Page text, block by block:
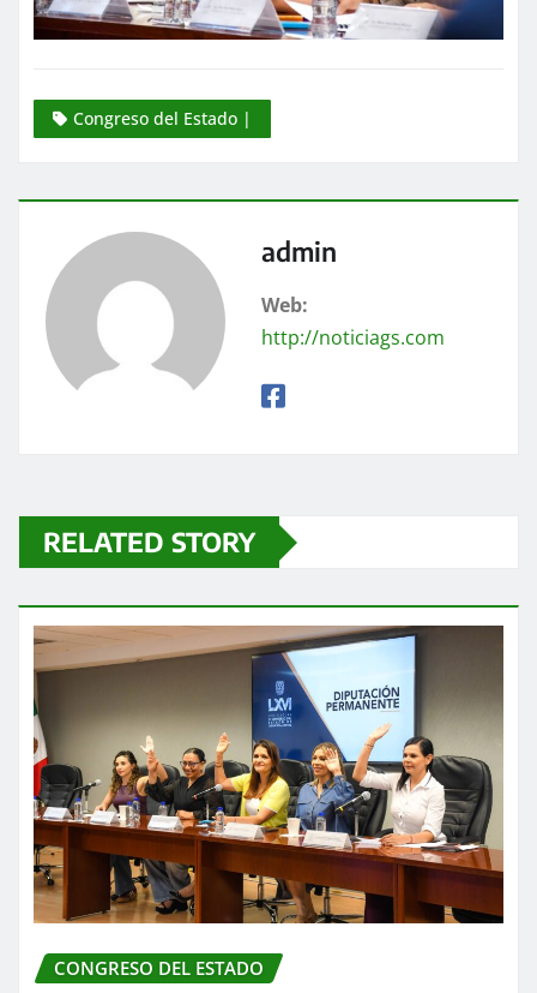
Congreso del Estado |
admin
Web:
http://noticiags.com
RELATED STORY
CONGRESO DEL ESTADO